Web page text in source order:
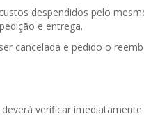
despendidos pelo
e entrega.
cancelada e pedido o
verificar